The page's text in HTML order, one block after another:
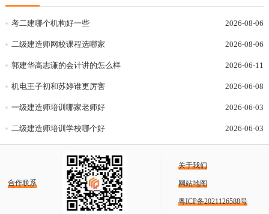
考二建哪个机构好一些 2026-08-06
二级建造师网校课程选哪家 2026-08-06
郭建华高志谦的会计讲的怎么样 2026-06-11
机电王子初和苏婷谁更厉害 2026-06-08
一级建造师培训哪家老师好 2026-06-03
二级建造师培训学校哪个好 2026-06-03
合作联系
关于我们
网站地图
粤ICP备2021126588号